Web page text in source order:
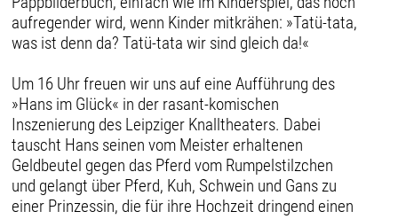
aufregender wird, wenn Kinder mitkrähen: »Tatü-tata,
was ist denn da? Tatü-tata wir sind gleich da!«
Um 16 Uhr freuen wir uns auf eine Aufführung des
»Hans im Glück« in der rasant-komischen
Inszenierung des Leipziger Knalltheaters. Dabei
tauscht Hans seinen vom Meister erhaltenen
Geldbeutel gegen das Pferd vom Rumpelstilzchen
und gelangt über Pferd, Kuh, Schwein und Gans zu
einer Prinzessin, die für ihre Hochzeit dringend einen